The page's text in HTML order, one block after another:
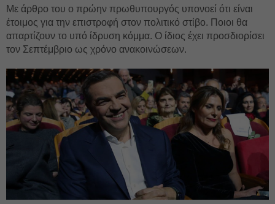
Με άρθρο του ο πρώην πρωθυπουργός υπονοεί ότι είναι
έτοιμος για την επιστροφή στον πολιτικό στίβο. Ποιοι θα
απαρτίζουν το υπό ίδρυση κόμμα. Ο ίδιος έχει προσδιορίσει
τον Σεπτέμβριο ως χρόνο ανακοινώσεων.